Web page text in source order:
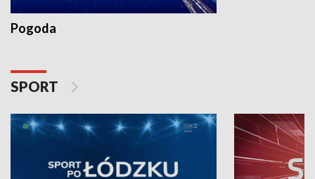
Pogoda
SPORT